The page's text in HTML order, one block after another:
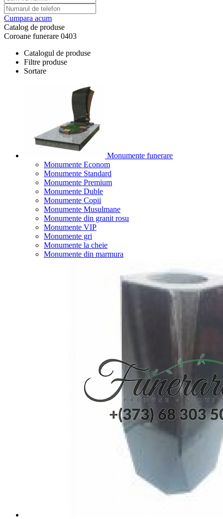
Cumpara acum
Catalog de produse
Coroane funerare 0403
Catalogul de produse
Filtre produse
Sortare
Monumente funerare
Monumente Econom
Monumente Standard
Monumente Premium
Monumente Duble
Monumente Copii
Monumente Musulmane
Monumente din granit rosu
Monumente VIP
Monumente gri
Monumente la cheie
Monumente din marmura